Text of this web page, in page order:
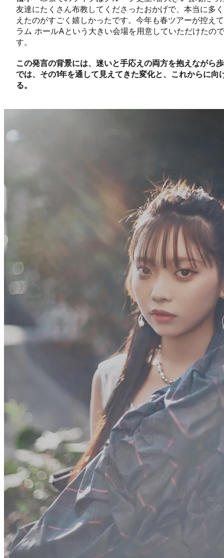
友達にたくさん布教してくださったおかげで、本当に多
えたのがすごく嬉しかったです。今年も春ツアーが控え
ラム ホールAという大きい会場を用意していただけたの
す。
この発言の背景には、迷いと手応えの両方を抱えながら
では、その1年を通して見えてきた変化と、これからに
る。